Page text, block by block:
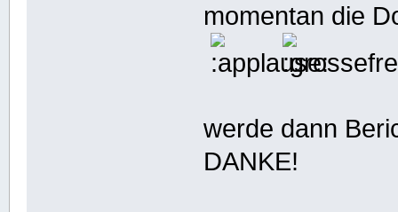
momentan die
werde dann
DANKE!